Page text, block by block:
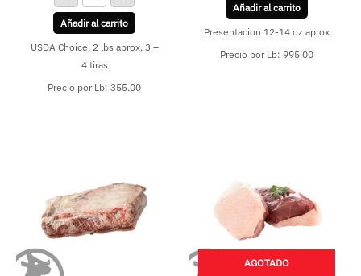
Añadir al carrito
USDA Choice, 2 lbs aprox, 3 –
4 tiras
Precio por Lb: 355.00
Añadir al carrito
Presentacion 12-14 oz aprox
Precio por Lb: 995.00
cantidad
AGOTADO